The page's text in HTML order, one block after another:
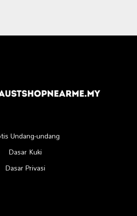
Undang-undang
Dasar Kuki
Dasar Privasi